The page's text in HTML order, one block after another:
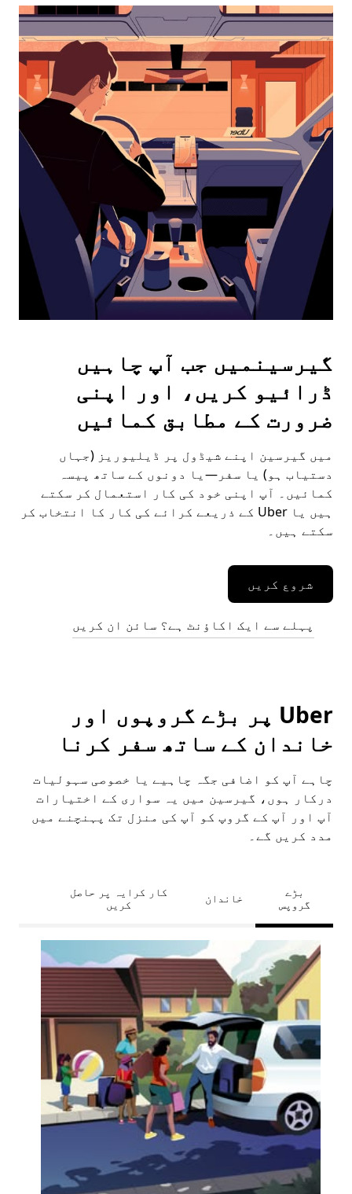
interact
the
calendar
and
select
a
date.
Press
the
escape
button
the
calendar.
گیرسینمیں جب آپ چاہیں
ڈرائیو کریں، اور اپنی
ضرورت کے مطابق کمائیں
میں گیرسین اپنے شیڈول پر ڈیلیوریز (جہاں
دستیاب ہو) یا سفر—یا دونوں کے ساتھ پیسہ
کمائیں۔ آپ اپنی خود کی کار استعمال کر سکتے
ہیں یا Uber کے ذریعے کرائے کی کار کا انتخاب کر
سکتے ہیں۔
شروع کریں
پہلے سے ایک اکاؤنٹ ہے؟ سائن ان کریں
Uber پر بڑے گروپوں اور
خاندان کے ساتھ سفر کرنا
چاہے آپ کو اضافی جگہ چاہیے یا خصوصی سہولیات
درکار ہوں، گیرسین میں یہ سواری کے اختیارات
آپ اور آپ کے گروپ کو آپ کی منزل تک پہنچنے میں
مدد کریں گے۔
بڑے
گروپس
خاندان
کار کرایہ پر حاصل
کریں